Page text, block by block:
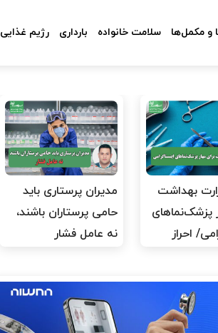
و مکمل‌ها سلامت خانواده بارداری رژیم غذایی
بهداشت
پزشک‌نماهای
احراز
مدیران پرستاری باید
حامی پرستاران باشند،
نه عامل فشار